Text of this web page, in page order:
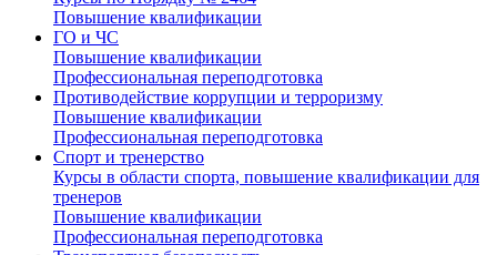
Повышение квалификации
ГО и ЧС
Повышение квалификации
Профессиональная переподготовка
Противодействие коррупции и терроризму
Повышение квалификации
Профессиональная переподготовка
Спорт и тренерство
Курсы в области спорта, повышение квалификации для
тренеров
Повышение квалификации
Профессиональная переподготовка